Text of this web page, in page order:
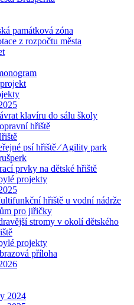
památková zóna
z rozpočtu města
klavíru do sálu školy
hřiště
psí hřiště ⁄ Agility park
prvky na dětské hřiště
projekty
hřiště u vodní nádrže
pro jiřičky
stromy v okolí dětského
projekty
příloha
2024